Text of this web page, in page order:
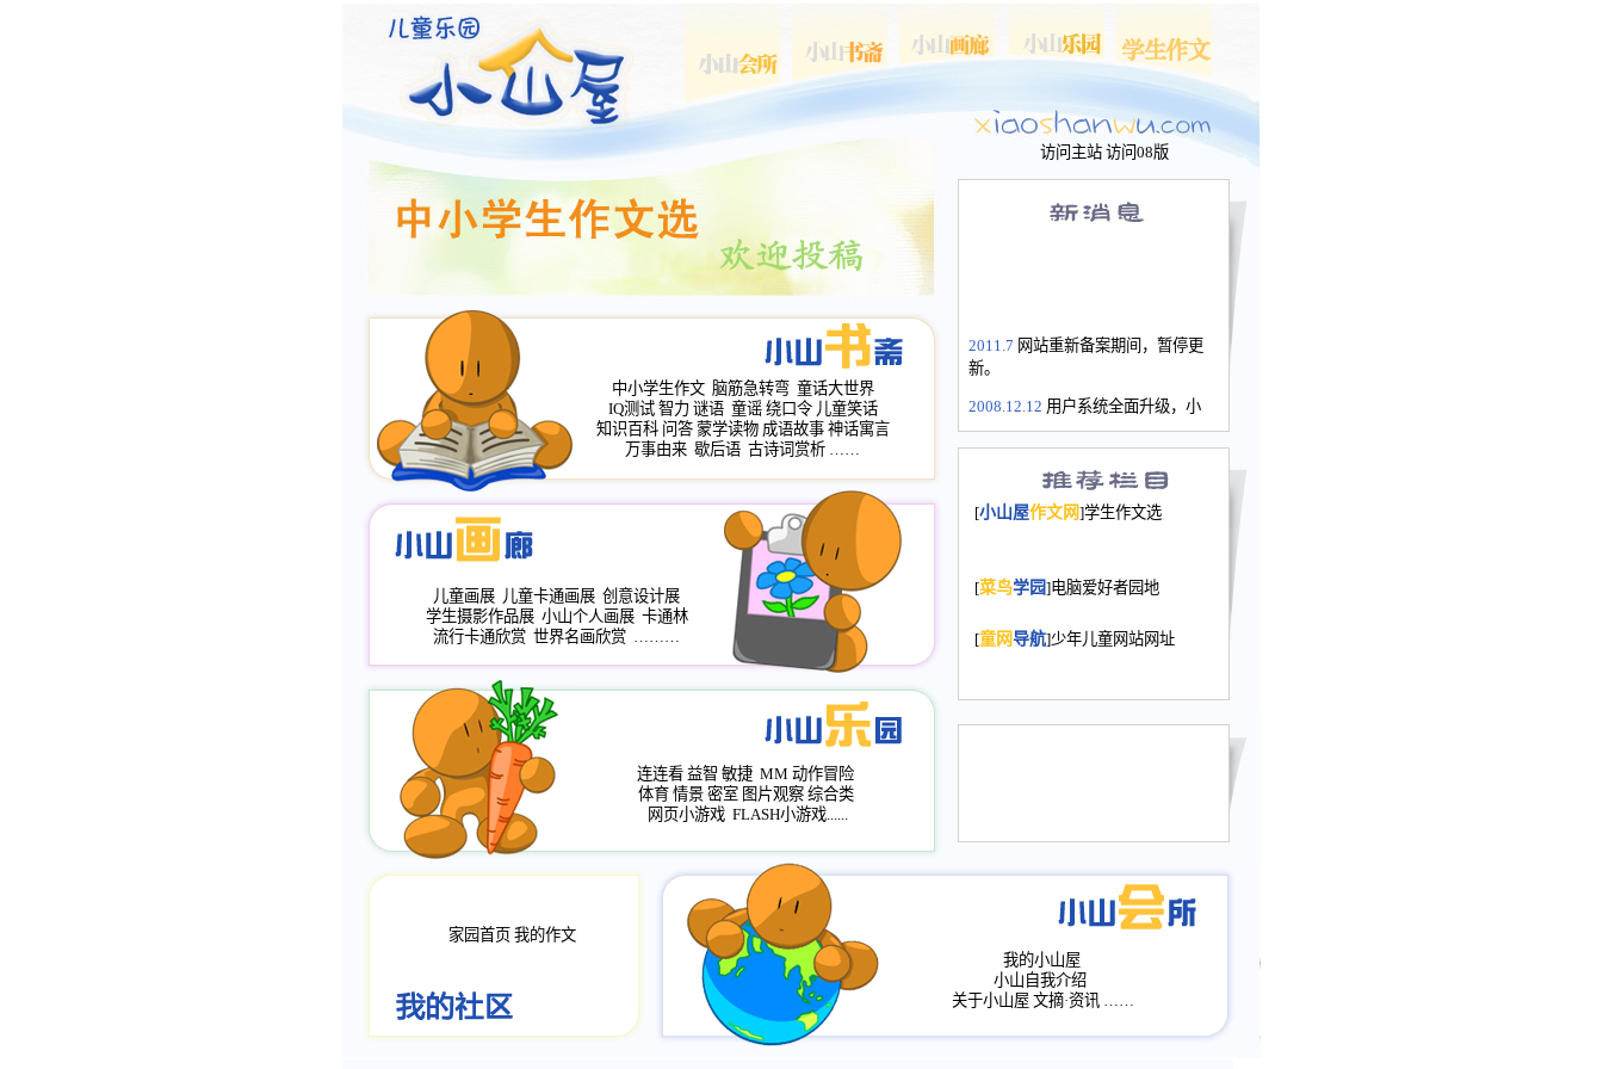
访问主站 访问08版
2011.7 网站重新备案期间，暂停更
新。
2008.12.12 用户系统全面升级，小
长会、家园网－个人空间，用户一
次注册全部通行。
2008.12.12家园网正式运行，域
年，2009版提前启用，小山屋全面
小山画廊均增加多个新栏目。。
评分、顶功能，作文宝典改版。
[小山屋作文网]学生作文选
[菜鸟学园]电脑爱好者园地
[童网导航]少年儿童网站网址
中小学生作文 脑筋急转弯 童话大世界
IQ测试 智力 谜语 童谣 绕口令 儿童笑话
知识百科 问答 蒙学读物 成语故事 神话寓言
万事由来 歇后语 古诗词赏析 ……
儿童画展 儿童卡通画展 创意设计展
学生摄影作品展 小山个人画展 卡通林
流行卡通欣赏 世界名画欣赏 ………
连连看 益智 敏捷 MM 动作冒险
体育 情景 密室 图片观察 综合类
网页小游戏 FLASH小游戏......
家园首页 我的作文
我的小山屋
小山自我介绍
关于小山屋 文摘·资讯 ……